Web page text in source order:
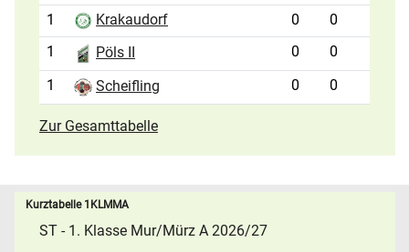
1 Krakaudorf 0
0
1
Pöls II 0
0
1
Scheifling 0 0
Zur Gesamttabelle
Kurztabelle 1KLMMA
ST - 1. Klasse Mur/Mürz A 2026/27